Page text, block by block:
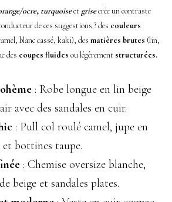
ocre, turquoiseet grisecrée un contraste
de ces suggestions ? des couleurs
blanc cassé, kaki), des matières brutes (lin,
des coupes fluides ou légèrement structurées.
: Robe longue en lin beige
avec des sandales en cuir.
: Pull col roulé camel, jupe en
bottines taupe.
: Chemise oversize blanche,
beige et sandales plates.